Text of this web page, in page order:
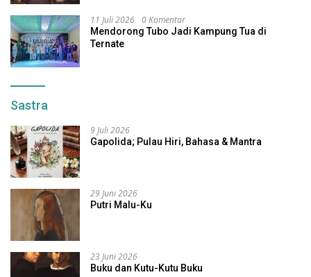
11 Juli 2026 0 Komentar
Mendorong Tubo Jadi Kampung Tua di
Ternate
Sastra
9 Juli 2026
Gapolida; Pulau Hiri, Bahasa & Mantra
29 Juni 2026
Putri Malu-Ku
23 Juni 2026
Buku dan Kutu-Kutu Buku